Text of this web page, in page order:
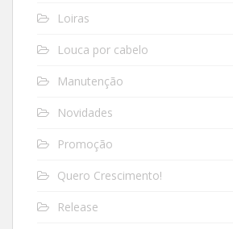
Loiras
Louca por cabelo
Manutenção
Novidades
Promoção
Quero Crescimento!
Release